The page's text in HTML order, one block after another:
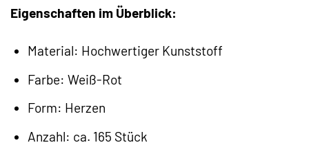
Eigenschaften im Überblick:
Material: Hochwertiger Kunststoff
Farbe: Weiß-Rot
Form: Herzen
Anzahl: ca. 165 Stück